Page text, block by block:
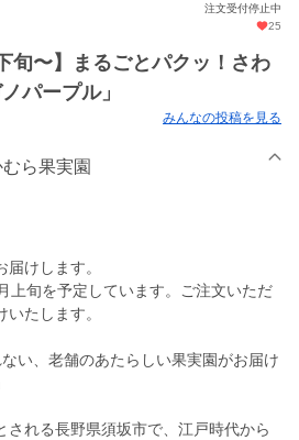
注文受付停止中
25
旬〜】まるごとパクッ！さわ
パープル」
みんなの投稿を見る
ら果実園
届けします。
上旬を予定しています。ご注文いただ
たします。
い、老舗のあたらしい果実園がお届け
される長野県須坂市で、江戸時代から